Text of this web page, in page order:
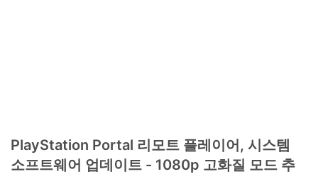
PlayStation Portal 리모트 플레이어, 시스템
소프트웨어 업데이트 - 1080p 고화질 모드 추